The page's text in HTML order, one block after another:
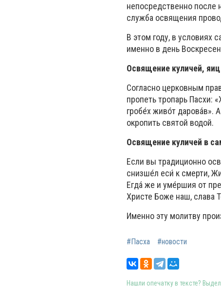
непосредственно после
служба освящения
В этом году, в условиях
именно в день
Освящение куличей,
Согласно церковным
пропеть тропарь Пасхи:
гробе́х живо́т дарова́в».
окропить святой водой.
Освящение куличей в
Если вы традиционно
снизше́л еси́ к смерти,
Егда́ же и уме́ршия от
Христе Боже наш, слава
Именно эту молитву
#Пасха #новости
Нашли опечатку в тексте?